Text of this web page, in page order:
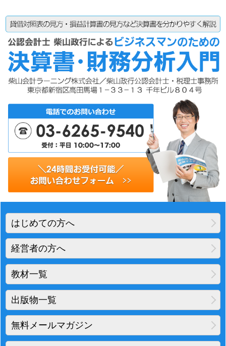
はじめての方へ
経営者の方へ
教材一覧
出版物一覧
無料メールマガジン